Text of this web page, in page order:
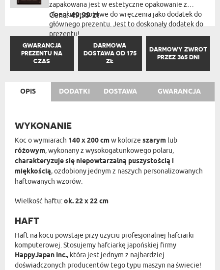
zapakowana jest w estetyczne opakowanie z
okienkiem, gotowe do wręczenia jako dodatek do
głównego prezentu. Jest to doskonały dodatek do
prezentu!
Cena:49,99 zł
GWARANCJA
PREZENTU NA
CZAS
DARMOWA
DOSTAWA OD 175
ZŁ
DARMOWY ZWROT
PRZEZ 365 DNI
OPIS DODATKI DOSTAWA GWARANCJA
WYKONANIE
Koc o wymiarach 140 x 200 cmw kolorze szarym lub
różowym, wykonany z wysokogatunkowego polaru,
charakteryzuje się niepowtarzalną puszystością i
miękkością, ozdobiony jednym z naszych personalizowanych
haftowanych wzorów.
Wielkość haftu:ok. 22 x 22 cm
HAFT
Haft na kocu powstaje przy użyciu profesjonalnej hafciarki
komputerowej. Stosujemy hafciarkę japońskiej firmy
HappyJapan Inc., która jest jednym z najbardziej
doświadczonych producentów tego typu maszyn na świecie!